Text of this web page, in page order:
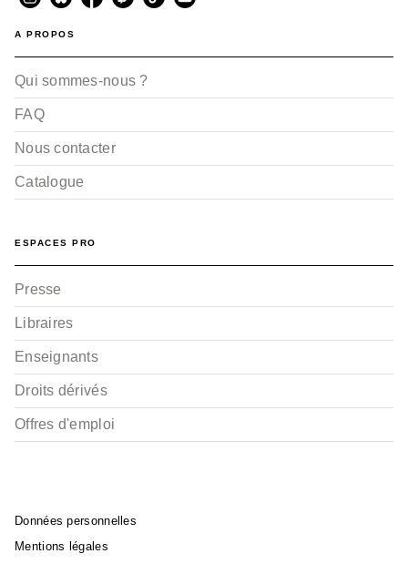
A PROPOS
Qui sommes-nous ?
FAQ
Nous contacter
Catalogue
ESPACES PRO
Presse
Libraires
Enseignants
Droits dérivés
Offres d'emploi
Données personnelles
Mentions légales